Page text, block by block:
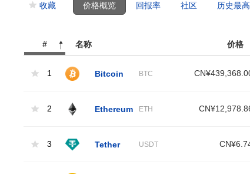
收藏 价格概览 回报率 社区 历史最
# 名称 价格
1 Bitcoin BTC
2 Ethereum ETH
3 Tether USDT